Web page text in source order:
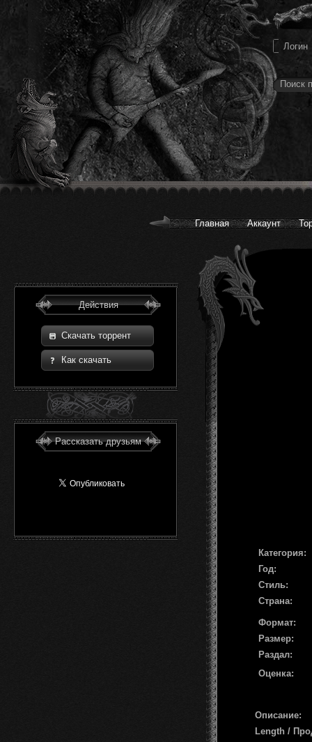
Главная Аккаунт
Действия
Скачать торрент
Как скачать
Рассказать друзьям
Категория:
Год:
Стиль:
Страна:
Формат:
Размер:
Раздал:
Оценка:
Описание:
Length /